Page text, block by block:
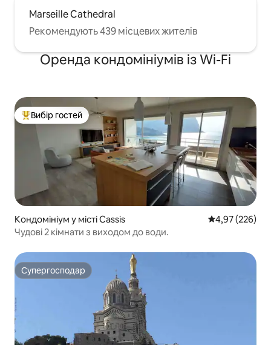
Marseille Cathedral
Рекомендують 439 місцевих жителів
Оренда кондомініумів із Wi-Fi
Топ вибір гостей
Вибір гостей
Кондомініум у місті Cassis Середня
4,97 (226)
Чудові 2 кімнати з виходом до води.
Супергосподар
Супергосподар